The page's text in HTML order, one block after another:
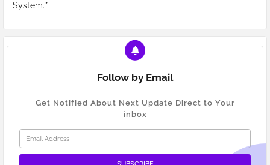
System.*
Follow by Email
Get Notified About Next Update Direct to Your
inbox